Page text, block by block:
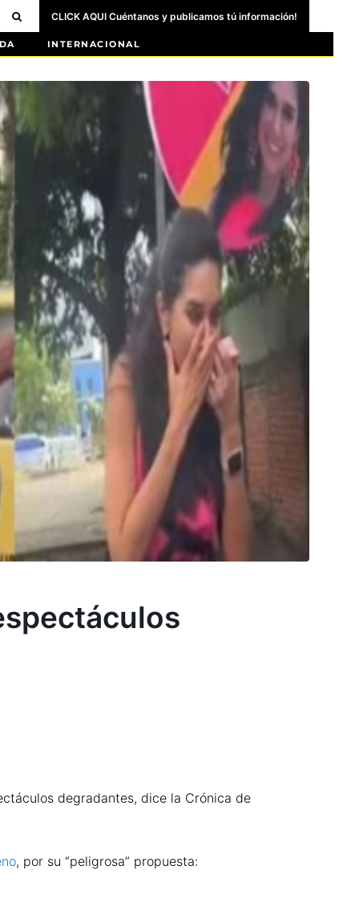
CLICK AQUI Cuéntanos y publicamos tú información!
INTERNACIONAL
degradantes, dice la Crónica de
, por su “peligrosa” propuesta: